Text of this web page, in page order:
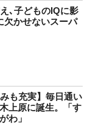
､子どものIQに影
かせないスーパ
も充実】毎日通い
上原に誕生。「す
わ」